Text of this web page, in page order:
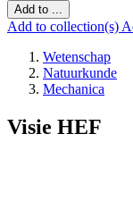
Add to ...
Add to collection(s)
Wetenschap
Natuurkunde
Mechanica
Visie HEF